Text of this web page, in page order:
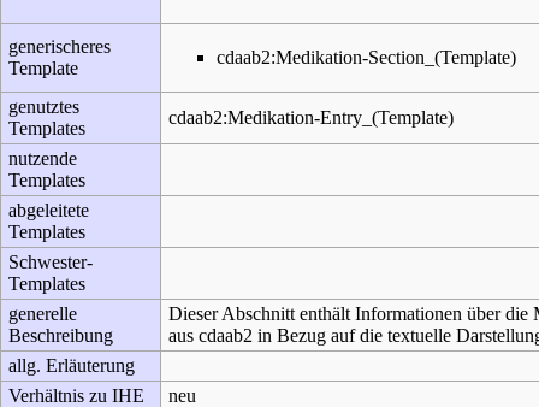
generischeres
Template
cdaab2:Medikation-Section_(Template)
genutztes
Templates
cdaab2:Medikation-Entry_(Template)
nutzende
Templates
abgeleitete
Templates
Schwester-
Templates
generelle
Beschreibung
Dieser Abschnitt enthält Informationen über die
auscdaab2 in Bezug auf die textuelle
allg. Erläuterung
Verhältnis zu IHE
neu